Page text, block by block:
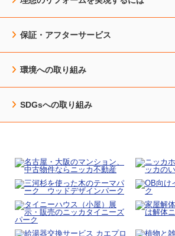
保証・アフターサービス
環境への取り組み
SDGsへの取り組み